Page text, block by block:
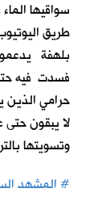
سواقيها
طريق
بلهفة
فسدت فيه
حرامي الذين
لا يبقون حتى
وتسويتها
#المشهد